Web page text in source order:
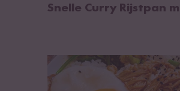
Snelle Curry Rijstpan